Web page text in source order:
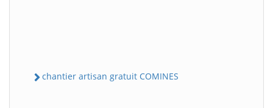
chantier artisan gratuit COMINES